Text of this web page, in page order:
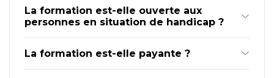
La formation est-elle ouverte aux
personnes en situation de handicap ?
La formation est-elle payante ?